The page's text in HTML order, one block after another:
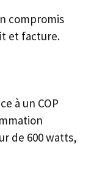
compromis
et facture.
à un COP
de 600 watts,